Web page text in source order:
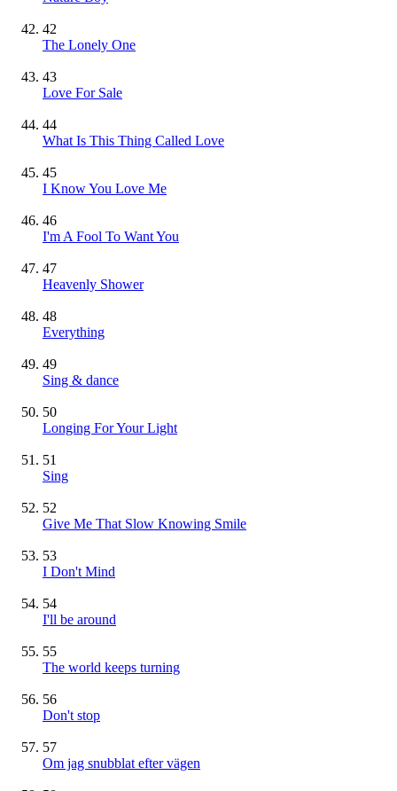
42
The Lonely One
43
Love For Sale
44
What Is This Thing Called Love
45
I Know You Love Me
46
I'm A Fool To Want You
47
Heavenly Shower
48
Everything
49
Sing & dance
50
Longing For Your Light
51
Sing
52
Give Me That Slow Knowing Smile
53
I Don't Mind
54
I'll be around
55
The world keeps turning
56
Don't stop
57
Om jag snubblat efter vägen